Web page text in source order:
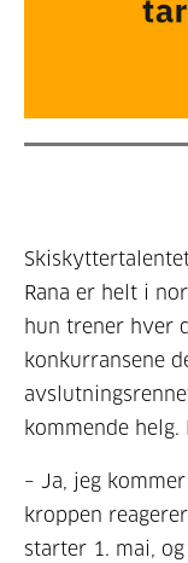
Rana er helt i
hun trener hver
konkurransene
kommende
– Ja, jeg
kroppen
starter 1. mai,